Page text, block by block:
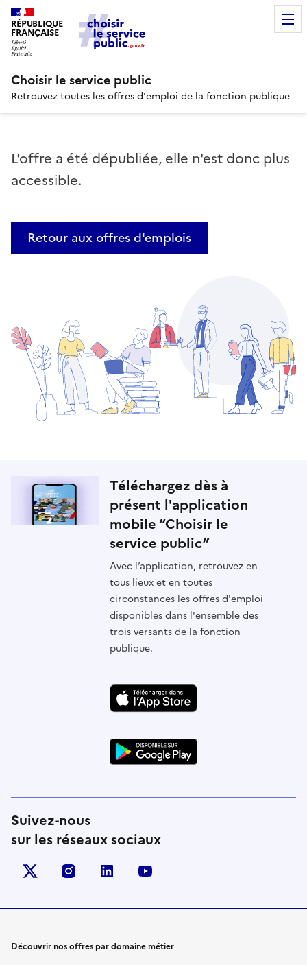
RÉPUBLIQUE
FRANÇAISE
Choisir le service public
Retrouvez toutes les offres d'emploi de la fonction publique
L'offre a été dépubliée, elle n'est donc plus
accessible.
Retour aux offres d'emplois
Téléchargez dès à
présent l'application
mobile “Choisir le
service public”
Avec l’application, retrouvez en
tous lieux et en toutes
circonstances les offres d'emploi
disponibles dans l'ensemble des
trois versants de la fonction
publique.
Suivez-nous
sur les réseaux sociaux
X (anciennement Twitter)
instagramlinkedin
Découvrir nos offres par domaine métier